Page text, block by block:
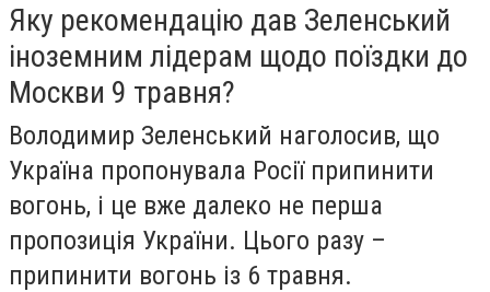
Яку рекомендацію дав Зеленський
іноземним лідерам щодо поїздки до
Москви 9 травня?
Володимир Зеленський наголосив, що
Україна пропонувала Росії припинити
вогонь, і це вже далеко не перша
пропозиція України. Цього разу –
припинити вогонь із 6 травня.